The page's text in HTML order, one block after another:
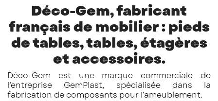
Déco-Gem, fabricant
français de mobilier : pieds
de tables, tables, étagères
et accessoires.
Déco-Gem est une marque commerciale de
l’entreprise GemPlast, spécialisée dans la
fabrication de composants pour l’ameublement.